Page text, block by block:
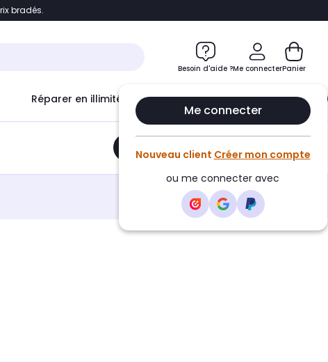
Accéder directement au chatbot
bradés.
Besoin d'aide ?Me connecter
Me connecter
Nouveau client Créer mon compte
ou me connecter avec
Panier
Réparer en illimité avec Le Club Infinity
Ajouter au panier